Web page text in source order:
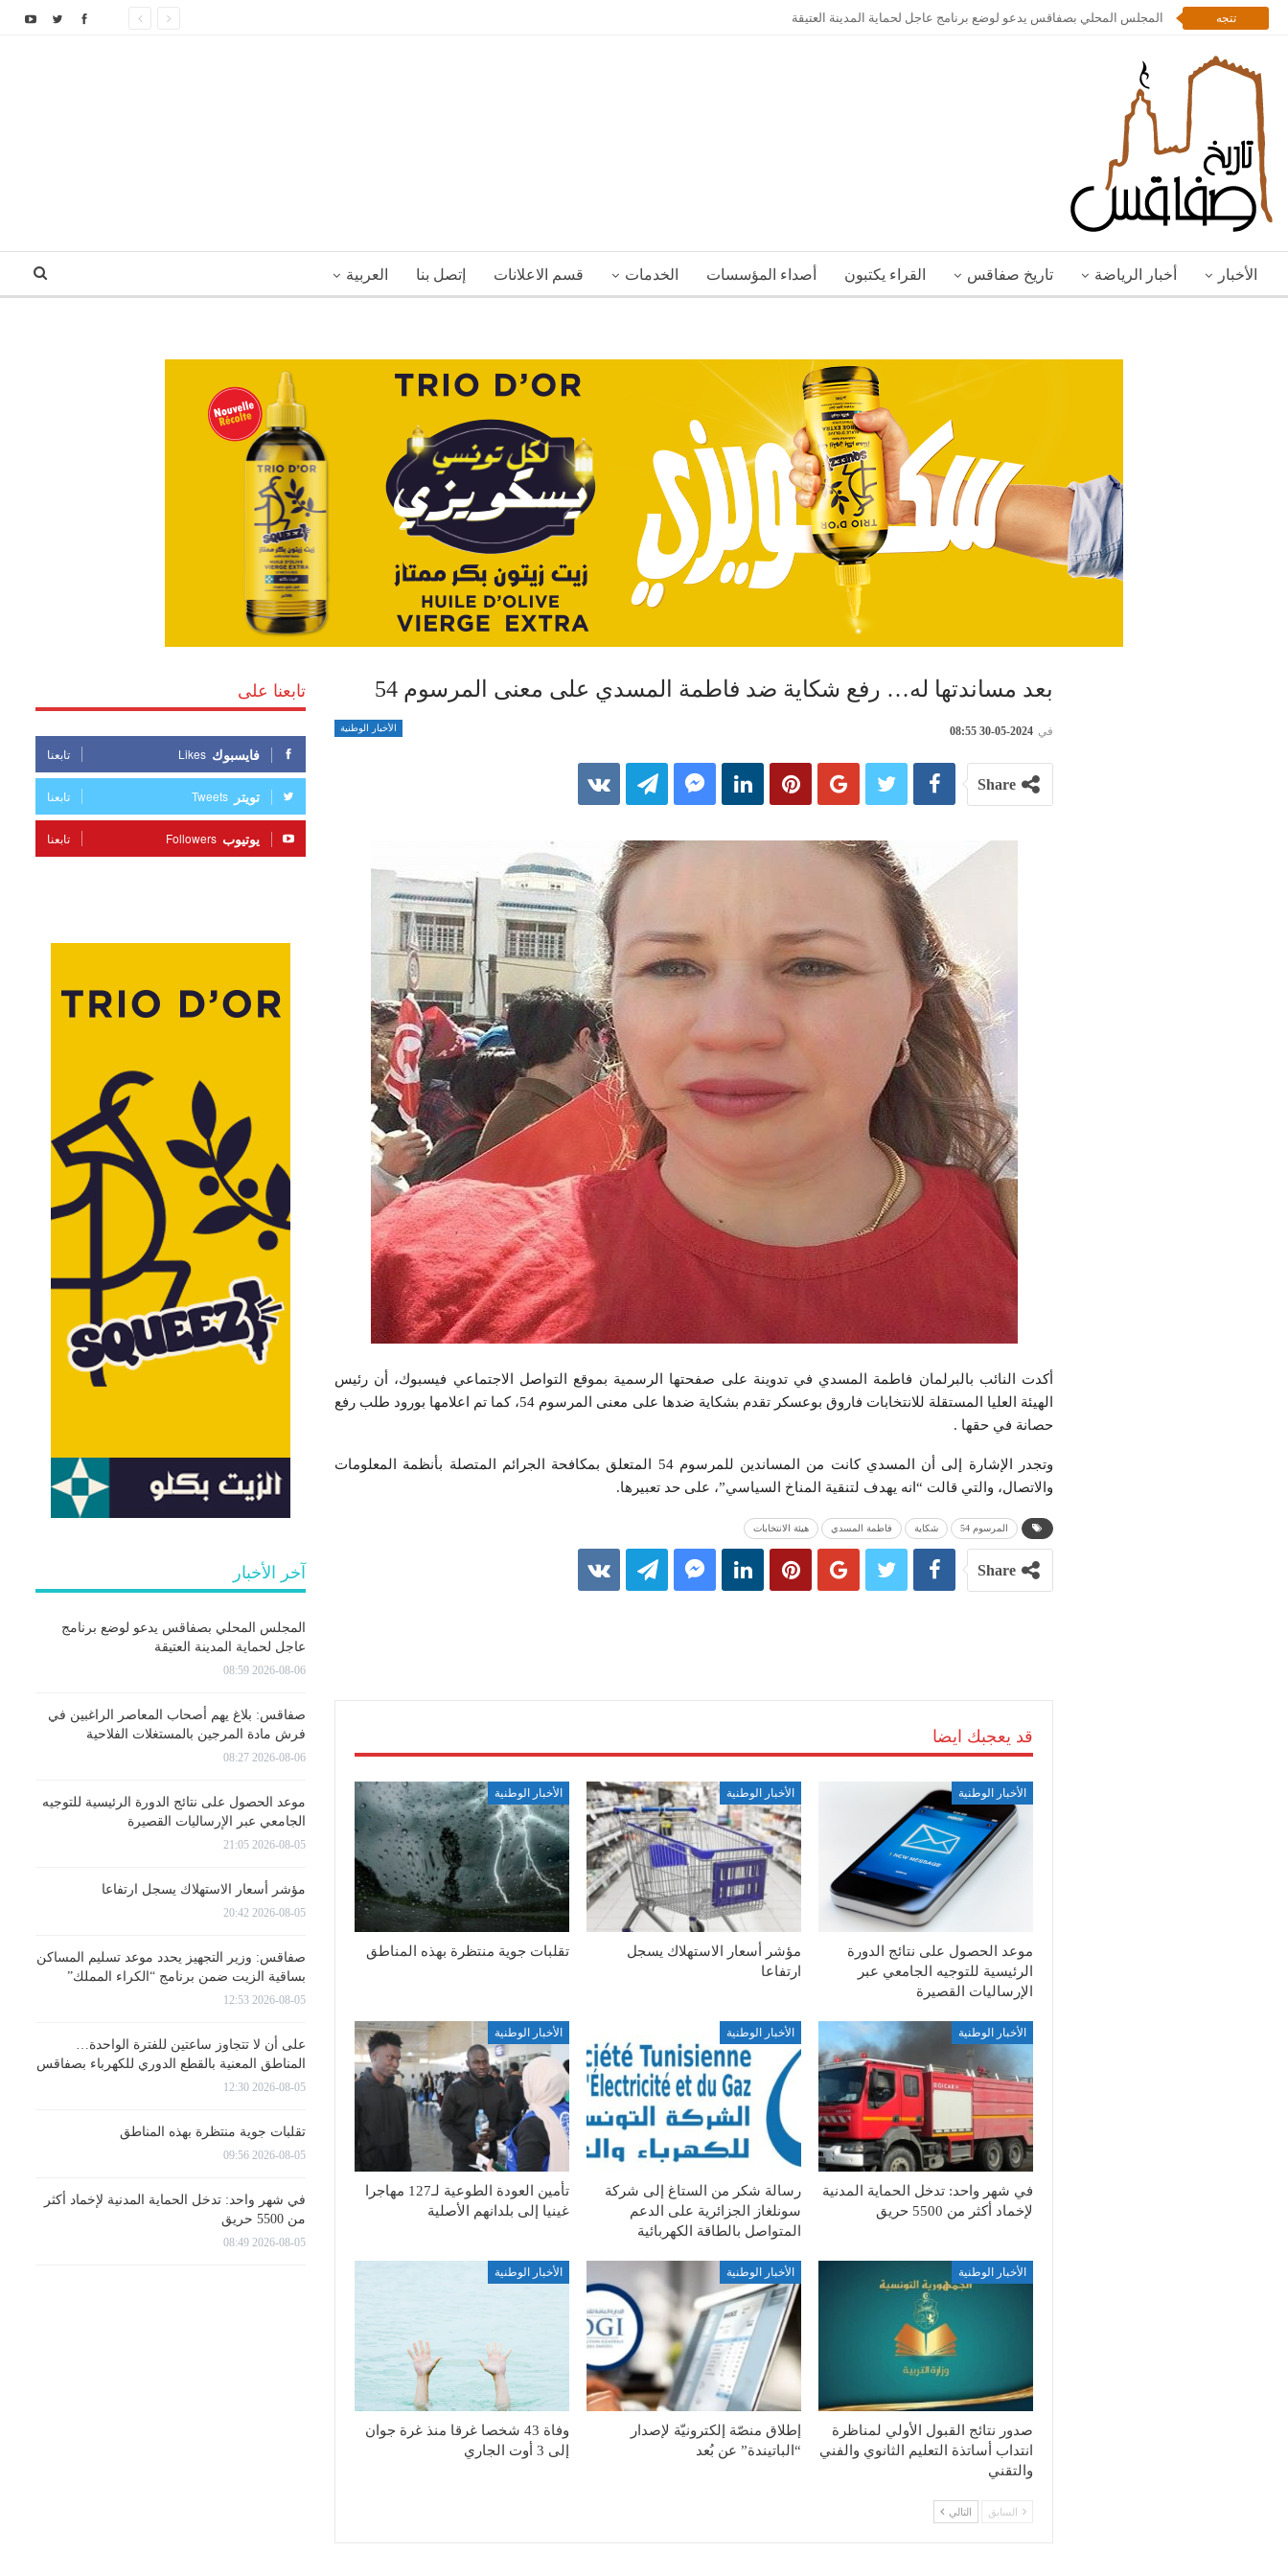
تتجه المجلس المحلي بصفاقس يدعو لوضع برنامج عاجل لحماية المدينة العتيقة
الأخبار أخبار الرياضة تاريخ صفاقس القراء يكتبون أصداء المؤسسات الخدمات قسم الاعلانات إتصل بنا العربية
بعد مساندتها له… رفع شكاية ضد فاطمة المسدي على معنى المرسوم 54
الأخبار الوطنية في 2024-05-30 08:55
Share
أكدت النائب بالبرلمان فاطمة المسدي في تدوينة على صفحتها الرسمية بموقع التواصل الاجتماعي فيسبوك، أن رئيس
الهيئة العليا المستقلة للانتخابات فاروق بوعسكر تقدم بشكاية ضدها على معنى المرسوم 54، كما تم اعلامها بورود طلب رفع
حصانة في حقها .
وتجدر الإشارة إلى أن المسدي كانت من المساندين للمرسوم 54 المتعلق بمكافحة الجرائم المتصلة بأنظمة المعلومات
والاتصال، والتي قالت “انه يهدف لتنقية المناخ السياسي”، على حد تعبيرها.
المرسوم 54 شكاية فاطمة المسدي هيئة الانتخابات
Share
قد يعجبك ايضا
الأخبار الوطنية
موعد الحصول على نتائج الدورة
الرئيسية للتوجيه الجامعي عبر
الإرساليات القصيرة
الأخبار الوطنية
مؤشر أسعار الاستهلاك يسجل
ارتفاعا
الأخبار الوطنية
تقلبات جوية منتظرة بهذه المناطق
الأخبار الوطنية
في شهر واحد: تدخل الحماية المدنية
لإخماد أكثر من 5500 حريق
الأخبار الوطنية
رسالة شكر من الستاغ إلى شركة
سونلغاز الجزائرية على الدعم
المتواصل بالطاقة الكهربائية
الأخبار الوطنية
تأمين العودة الطوعية لـ127 مهاجرا
غينيا إلى بلدانهم الأصلية
الأخبار الوطنية
صدور نتائج القبول الأولي لمناظرة
انتداب أساتذة التعليم الثانوي والفني
والتقني
الأخبار الوطنية
إطلاق منصّة إلكترونيّة لإصدار
“الباتيندة” عن بُعد
الأخبار الوطنية
وفاة 43 شخصا غرقا منذ غرة جوان
إلى 3 أوت الجاري
السابق التالي
تابعنا على
فايسبوك Likes تابعنا
تويتر Tweets تابعنا
يوتيوب Followers تابعنا
آخر الأخبار
المجلس المحلي بصفاقس يدعو لوضع برنامج
عاجل لحماية المدينة العتيقة
2026-08-06 08:59
صفاقس: بلاغ يهم أصحاب المعاصر الراغبين في
فرش مادة المرجين بالمستغلات الفلاحية
2026-08-06 08:27
موعد الحصول على نتائج الدورة الرئيسية للتوجيه
الجامعي عبر الإرساليات القصيرة
2026-08-05 21:05
مؤشر أسعار الاستهلاك يسجل ارتفاعا
2026-08-05 20:42
صفاقس: وزير التجهيز يحدد موعد تسليم المساكن
بساقية الزيت ضمن برنامج “الكراء المملك”
2026-08-05 12:53
على أن لا تتجاوز ساعتين للفترة الواحدة…
المناطق المعنية بالقطع الدوري للكهرباء بصفاقس
2026-08-05 12:30
تقلبات جوية منتظرة بهذه المناطق
2026-08-05 09:56
في شهر واحد: تدخل الحماية المدنية لإخماد أكثر
من 5500 حريق
2026-08-05 08:49